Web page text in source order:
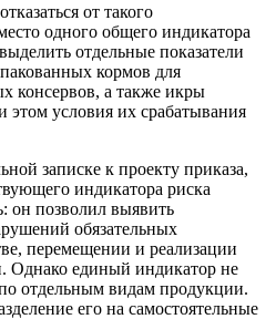
от такого
одного общего индикатора
отдельные показатели
кормов для
консервов, а также икры
этом условия их срабатывания
записке к проекту приказа,
индикатора риска
он позволил выявить
обязательных
перемещении и реализации
Однако единый индикатор не
отдельным видам продукции.
его на самостоятельные